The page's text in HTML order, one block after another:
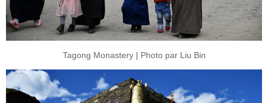
Tagong Monastery | Photo par Liu Bin